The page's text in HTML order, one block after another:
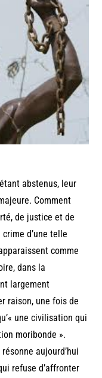
abstenus, leur
Comment
de justice et de
d’une telle
comme
dans la
largement
raison, une fois de
une civilisation qui
moribonde ».
aujourd’hui
refuse d’affronter